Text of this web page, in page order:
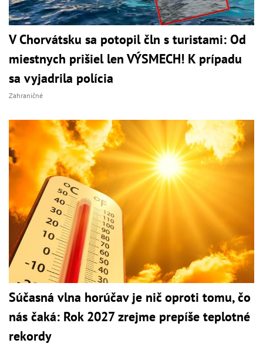
V Chorvátsku sa potopil čln s turistami: Od
miestnych prišiel len VÝSMECH! K prípadu
sa vyjadrila polícia
Zahraničné
Súčasná vlna horúčav je nič oproti tomu, čo
nás čaká: Rok 2027 zrejme prepíše teplotné
rekordy